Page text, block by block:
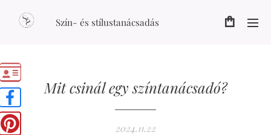
Szín- és stílustanácsadás
Mit csinál egy színtanácsadó?
2024.11.22